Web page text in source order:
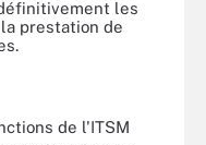
les
prestation de
de l'ITSM